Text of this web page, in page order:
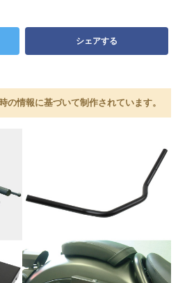
シェアする
の情報に基づいて制作されています。